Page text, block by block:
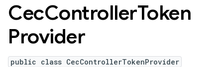
CecControllerToken
Provider
public class CecControllerTokenProvider